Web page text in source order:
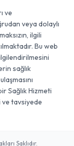
ve
veya dolaylı
ilgili
Bu web
sağlık
Sağlık Hizmeti
ve tavsiyede
Saklıdır.